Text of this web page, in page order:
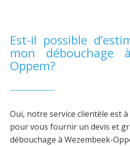
Est-il possible
mon débouchage
Oppem?
Oui, notre service clientèle est
pour vous fournir un devis et
débouchage à Wezembeek-